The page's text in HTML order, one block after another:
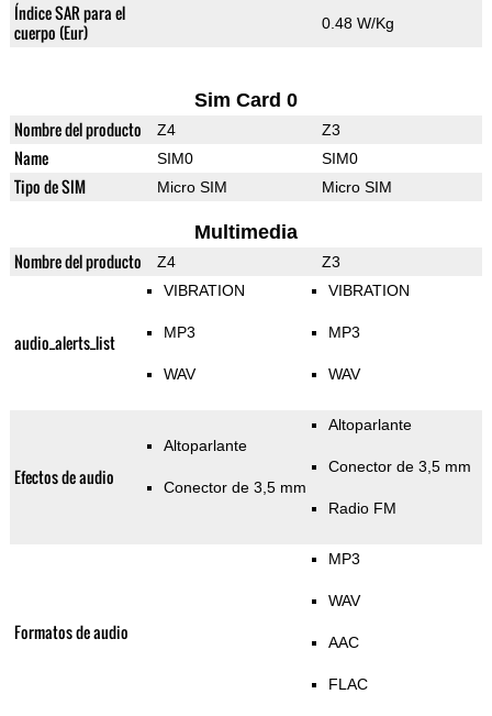
Índice SAR para el
cuerpo (Eur)
0.48 W/Kg
Sim Card 0
Nombre del producto Z4 Z3
Name SIM0 SIM0
Tipo de SIM Micro SIM Micro SIM
Multimedia
Nombre del producto Z4 Z3
audio_alerts_list
VIBRATION
MP3
WAV
VIBRATION
MP3
WAV
Efectos de audio
Altoparlante
Conector de 3,5 mm
Altoparlante
Conector de 3,5 mm
Radio FM
Formatos de audio
MP3
WAV
AAC
FLAC